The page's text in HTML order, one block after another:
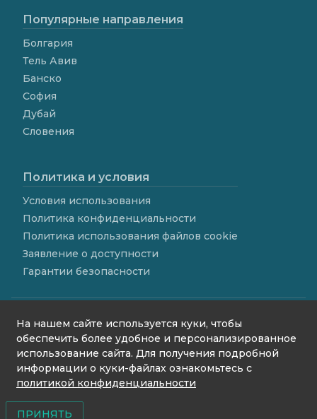
На нашем сайте используется куки, чтобы
обеспечить более удобное и персонализированное
использование сайта. Для получения подробной
информации о куки-файлах ознакомьтесь с
политикой конфиденциальности
ПРИНЯТЬ
Популярные направления
Болгария
Тель Авив
Банско
София
Дубай
Словения
Политика и условия
Условия использования
Политика конфиденциальности
Политика использования файлов cookie
Заявление о доступности
Гарантии безопасности
contact@we4rent.com
© 2020 www.we4rent.com
Icons byIcons8